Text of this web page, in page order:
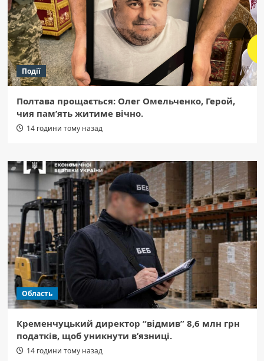
Події
Полтава прощається: Олег Омельченко, Герой,
чия пам’ять житиме вічно.
14 години тому назад
Область
Кременчуцький директор “відмив” 8,6 млн грн
податків, щоб уникнути в’язниці.
14 години тому назад